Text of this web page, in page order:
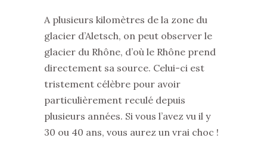
A plusieurs kilomètres de la zone du
glacier d’Aletsch, on peut observer le
glacier du Rhône, d’où le Rhône prend
directement sa source. Celui-ci est
tristement célèbre pour avoir
particulièrement reculé depuis
plusieurs années. Si vous l’avez vu il y
30 ou 40 ans, vous aurez un vrai choc !